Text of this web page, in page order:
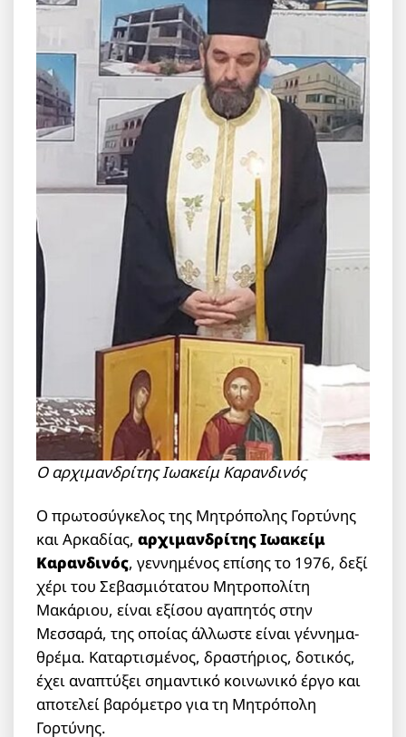
O αρχιμανδρίτης Ιωακείμ Καρανδινός
Ο πρωτοσύγκελος της Μητρόπολης Γορτύνης
και Αρκαδίας,αρχιμανδρίτης Ιωακείμ
Καρανδινός, γεννημένος επίσης το 1976, δεξί
χέρι του Σεβασμιότατου Μητροπολίτη
Μακάριου, είναι εξίσου αγαπητός στην
Μεσσαρά, της οποίας άλλωστε είναι γέννημα-
θρέμα. Καταρτισμένος, δραστήριος, δοτικός,
έχει αναπτύξει σημαντικό κοινωνικό έργο και
αποτελεί βαρόμετρο για τη Μητρόπολη
Γορτύνης.